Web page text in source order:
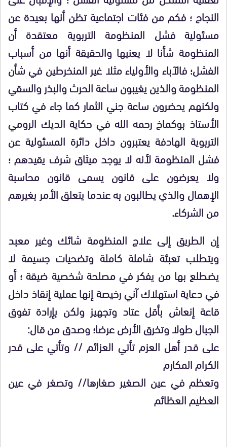
النجاح ؛ فكم من فئات اجتماعية تظن أنها بعيدة عن
مسئولية فشل المنظومة التربوية معتقدة أن
المنظومة شأنا لا يعنيها والحقيقة أنها من أسباب
الفشل؛ فالآباء والأولياء مثلا غير المنخرطين في شأن
المنظومة والذين يغيبون ساعة الحرث والبذر والسقي
ولكنهم يحضرون ساعة جني الثمار كما جاء في كتاب
الأستاذ بوكماخ رحمه الله في حكاية الديك الرومي
التربوية الهادفة يعتبرون داخل دائرة المسئولية عن
فشل المنظومة لأنه لا يوجد ميثاق شرف يقيدهم ؛
ولا يعرضون على قانون يسمى قانون محاسبة
الإهمال والذي يطالبون به عندما يتعلق الأمر بغيرهم
من الشركاء.
إن الطريق إلى علاج المنظومة شائك وغير معبد
ويتطلب تعبئة شاملة كاملة وتضحيات جسيمة لا
يضطلع بها من يفكر في مصلحة شخصية ضيقة ؛ أو
في دعاية استهلاك آني رخيصة إنها عملية إنقاذ داخل
قاعة إنعاش بأقل عتاد وتجهيز ولكن بإرادة تفوق
الجبال طولا وتخرق الأرض عرضا؛ وصدق من قال:
على قدر أهل العزم تأتي العزائم // وتأتي على قدر
الكرام المكارم
وتعظم في عين الصغير صغارها// وتصغر في عين
العظيم العظائم